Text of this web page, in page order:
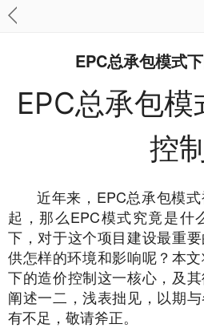
EPC总承包模式
EPC总承包
控
近年来，EPC总承包模
起，那么EPC模式究竟是什
下，对于这个项目建设最重
供怎样的环境和影响呢？本
下的造价控制这一核心，及
阐述一二，浅表拙见，以期
有不足，敬请斧正。